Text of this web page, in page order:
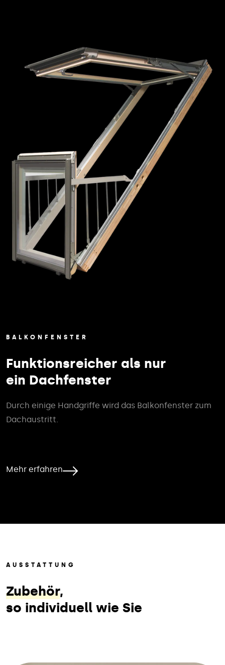
BALKONFENSTER
Funktionsreicher als nur
ein Dachfenster
Durch einige Handgriffe wird das Balkonfenster zum
Dachaustritt.
Mehr erfahren
AUSSTATTUNG
Zubehör,
so individuell wie Sie